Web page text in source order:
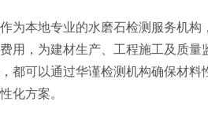
为本地专业的水磨石检测服务机
用，为建材生产、工程施工及质
都可以通过华谨检测机构确保材料
化方案。